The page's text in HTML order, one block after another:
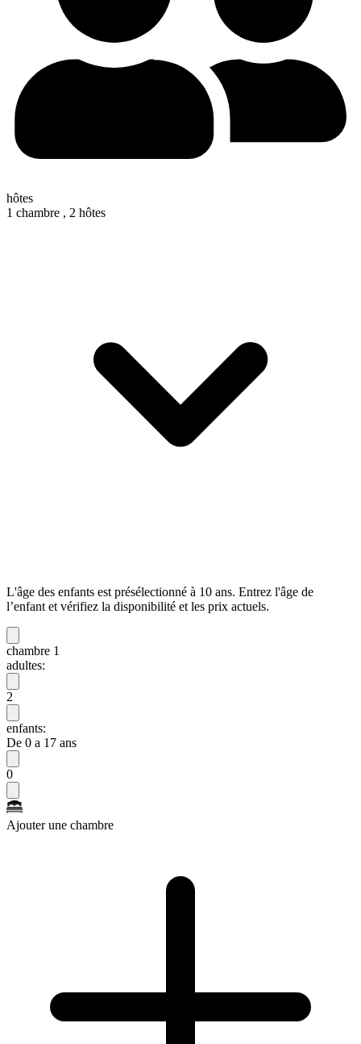
hôtes
1 chambre , 2 hôtes
L'âge des enfants est présélectionné à 10 ans. Entrez l'âge de
l’enfant et vérifiez la disponibilité et les prix actuels.
chambre 1
adultes:
2
enfants:
De 0 a 17 ans
0
Ajouter une chambre